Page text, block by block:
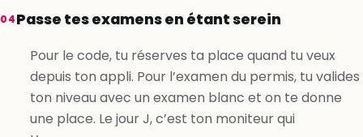
Je m’inscris gratuitement
04Passe tes examens en étant serein
Pour le code, tu réserves ta place quand tu veux
depuis ton appli. Pour l’examen du permis, tu valides
ton niveau avec un examen blanc et on te donne
une place. Le jour J, c’est ton moniteur qui